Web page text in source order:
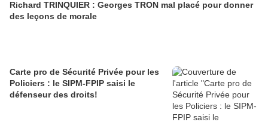
Richard TRINQUIER : Georges TRON mal placé pour donner
des leçons de morale
Carte pro de Sécurité Privée pour les
Policiers : le SIPM-FPIP saisi le
défenseur des droits!